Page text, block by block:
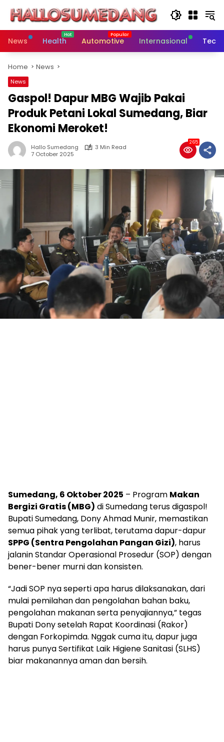
content
News
Health Automotive Internasional
Home News
News
Gaspol! Dapur MBG Wajib Pakai
Produk Petani Lokal Sumedang, Biar
Ekonomi Meroket!
Hallo Sumedang
3 Min Read
7 October 2025
265
Sumedang, 6 Oktober 2025 – Program Makan
Bergizi Gratis (MBG) di Sumedang terus digaspol!
Bupati Sumedang, Dony Ahmad Munir, memastikan
semua pihak yang terlibat, terutama dapur-dapur
SPPG (Sentra Pengolahan Pangan Gizi), harus
jalanin Standar Operasional Prosedur (SOP) dengan
bener-bener murni dan konsisten.
“Jadi SOP nya seperti apa harus dilaksanakan, dari
mulai pemilahan dan pengolahan bahan baku,
pengolahan makanan serta penyajiannya,” tegas
Bupati Dony setelah Rapat Koordinasi (Rakor)
dengan Forkopimda. Nggak cuma itu, dapur juga
harus punya Sertifikat Laik Higiene Sanitasi (SLHS)
biar makanannya aman dan bersih.